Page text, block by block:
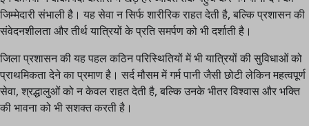
जिम्मेदारी संभाली है। यह सेवा न सिर्फ शारीरिक राहत देती है, बल्कि प्रशासन की
संवेदनशीलता और तीर्थ यात्रियों के प्रति समर्पण को भी दर्शाती है।
जिला प्रशासन की यह पहल कठिन परिस्थितियों में भी यात्रियों की सुविधाओं को
प्राथमिकता देने का प्रमाण है। सर्द मौसम में गर्म पानी जैसी छोटी लेकिन महत्वपूर्ण
सेवा, श्रद्धालुओं को न केवल राहत देती है, बल्कि उनके भीतर विश्वास और भक्ति
की भावना को भी सशक्त करती है।